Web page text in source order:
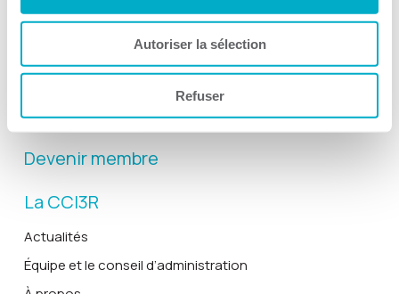
Autoriser la sélection
Refuser
Gala Radisson
Solutions TI
Devenir membre
La CCI3R
Actualités
Équipe et le conseil d’administration